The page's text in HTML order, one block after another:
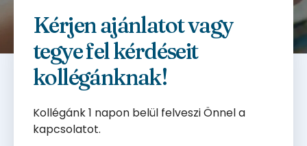
Kérjen ajánlatot vagy
tegye fel kérdéseit
kollégánknak!
Kollégánk 1 napon belül felveszi Önnel a
kapcsolatot.